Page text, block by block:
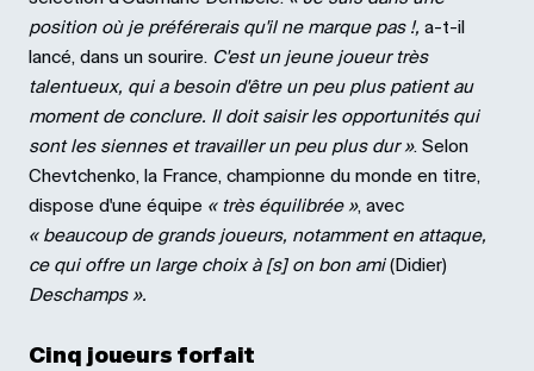
position où je préférerais qu'il ne marque pas !, a-t-il
lancé, dans un sourire. C'est un jeune joueur très
talentueux, qui a besoin d'être un peu plus patient au
moment de conclure. Il doit saisir les opportunités qui
sont les siennes et travailler un peu plus dur ». Selon
Chevtchenko, la France, championne du monde en titre,
dispose d'une équipe « très équilibrée », avec
« beaucoup de grands joueurs, notamment en attaque,
ce qui offre un large choix à [s] on bon ami(Didier)
Deschamps ».
Cinq joueurs forfait